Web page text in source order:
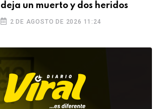
deja un muerto y dos heridos
2 DE AGOSTO DE 2026 11:24